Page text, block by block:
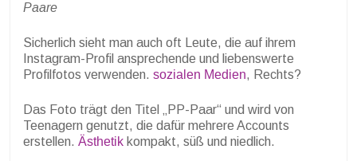
Paare
Sicherlich sieht man auch oft Leute, die auf ihrem
Instagram-Profil ansprechende und liebenswerte
Profilfotos verwenden. sozialen Medien, Rechts?
Das Foto trägt den Titel „PP-Paar“ und wird von
Teenagern genutzt, die dafür mehrere Accounts
erstellen. Ästhetik kompakt, süß und niedlich.